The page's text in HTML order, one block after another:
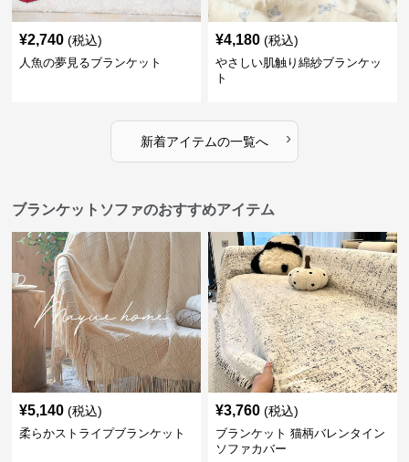
¥2,740 (税込)
人魚の夢見るブランケット
¥4,180 (税込)
やさしい肌触り綿紗ブランケッ
ト
新着アイテムの一覧へ ›
ブランケットソファのおすすめアイテム
¥5,140 (税込)
柔らかストライプブランケット
¥3,760 (税込)
ブランケット 猫柄バレンタイン
ソファカバー